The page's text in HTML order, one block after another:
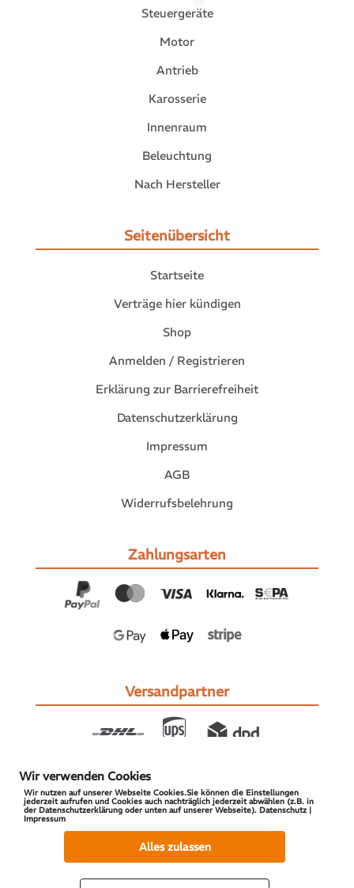
Steuergeräte
Motor
Antrieb
Karosserie
Innenraum
Beleuchtung
Nach Hersteller
Seitenübersicht
Startseite
Verträge hier kündigen
Shop
Anmelden / Registrieren
Erklärung zur Barrierefreiheit
Datenschutzerklärung
Impressum
AGB
Widerrufsbelehrung
Zahlungsarten
Versandpartner
© 2026 S-PARTS | All Rights Reserved
Wir verwenden Cookies
Wir nutzen auf unserer Webseite Cookies.Sie können die Einstellungen
jederzeit aufrufen und Cookies auch nachträglich jederzeit abwählen (z.B. in
der Datenschutzerklärung oder unten auf unserer Webseite). Datenschutz |
Impressum
Alles zulassen